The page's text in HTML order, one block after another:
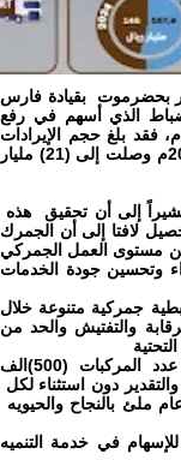
بحضرموت بقيادة فارس
الذي أسهم في رفع
الإيرادات أمسجّله نموًا ملحوظًا في كل الجوانب الماليه والعملي خلال العام المنصرم 2025م، فقد بلغ حجم الإيرادات
للجمارك مبلغ( 167) مليار و(798) مليون و(535)ألف و(411) ريالًا، بزيادة عن العام السابق 2024م وصلت إلى (21) مليار
إلى أن تحقيق هذه
لافتا إلى أن الجمرك
بنسبة 37%، وهو ما يعكس تحسن مستوى العمل الجمركي
وتحسين جودة الخدمات
الضبطي والإنفاذ، شهد أيضا نشاطاً ملحوظاً حيث سجّل الجمرك( 84) ضبطية جمركية متنوعة خلال
لتعزيز الرقابة والتفتيش والحد من
وفي جانب حركات المركبات والشاحنات عبر جمرك الوديعة خلال عام 2025م حيث بلغ إجمالي عدد المركبات (500)الف
عن عام 2024 بنسبة 5.5%متوجها بالشكر والتقدير دون استثناء لكل
إدارة جمارك المنفذ في تنفيذ مهامهم وعملها متمنياً أن يكون عام 2026م عام ملئ بالنجاح والحيويه
في خدمة التنميه